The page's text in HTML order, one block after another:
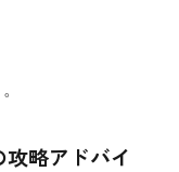
攻略アドバイ